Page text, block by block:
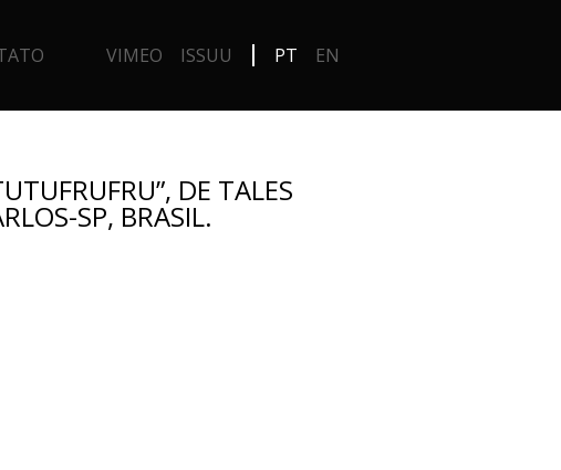
PT EN
VIMEO ISSUU
DE TALES
SP, BRASIL.